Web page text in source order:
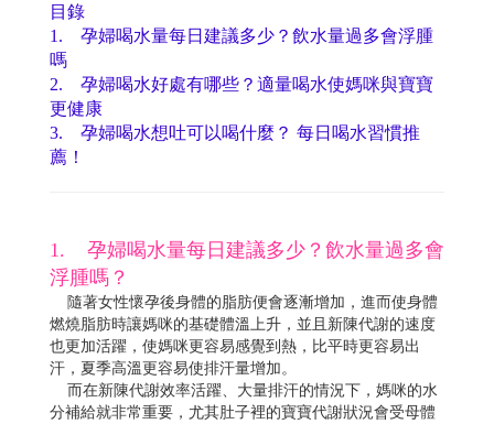
目錄
1. 孕婦喝水量每日建議多少？飲水量過多會浮腫
嗎
2. 孕婦喝水好處有哪些？適量喝水使媽咪與寶寶
更健康
3. 孕婦喝水想吐可以喝什麼？ 每日喝水習慣推
薦！
1. 孕婦喝水量每日建議多少？飲水量過多會
浮腫嗎？
隨著女性懷孕後身體的脂肪便會逐漸增加，進而使身體
燃燒脂肪時讓媽咪的基礎體溫上升，並且新陳代謝的速度
也更加活躍，使媽咪更容易感覺到熱，比平時更容易出
汗，夏季高溫更容易使排汗量增加。
而在新陳代謝效率活躍、大量排汗的情況下，媽咪的水
分補給就非常重要，尤其肚子裡的寶寶代謝狀況會受母體